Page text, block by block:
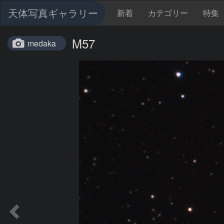
天体写真ギャラリー 新着 カテゴリー 特集
medaka M57